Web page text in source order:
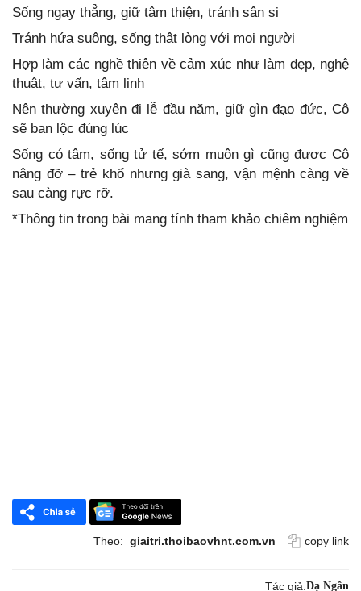
Sống ngay thẳng, giữ tâm thiện, tránh sân si
Tránh hứa suông, sống thật lòng với mọi người
Hợp làm các nghề thiên về cảm xúc như làm đẹp, nghệ
thuật, tư vấn, tâm linh
Nên thường xuyên đi lễ đầu năm, giữ gìn đạo đức, Cô
sẽ ban lộc đúng lúc
Sống có tâm, sống tử tế, sớm muộn gì cũng được Cô
nâng đỡ – trẻ khổ nhưng già sang, vận mệnh càng về
sau càng rực rỡ.
*Thông tin trong bài mang tính tham khảo chiêm nghiệm
Theo: giaitri.thoibaovhnt.com.vn copy link
Tác giả:Dạ Ngân